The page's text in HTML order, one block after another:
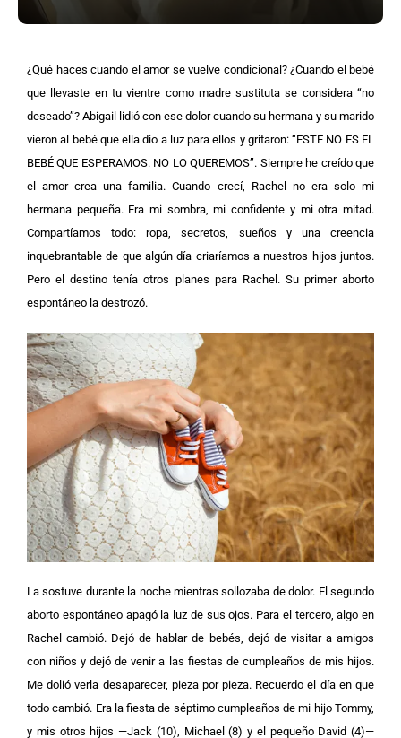
¿Qué haces cuando el amor se vuelve condicional? ¿Cuando el bebé
que llevaste en tu vientre como madre sustituta se considera “no
deseado”? Abigail lidió con ese dolor cuando su hermana y su marido
vieron al bebé que ella dio a luz para ellos y gritaron: “ESTE NO ES EL
BEBÉ QUE ESPERAMOS. NO LO QUEREMOS”. Siempre he creído que
el amor crea una familia. Cuando crecí, Rachel no era solo mi
hermana pequeña. Era mi sombra, mi confidente y mi otra mitad.
Compartíamos todo: ropa, secretos, sueños y una creencia
inquebrantable de que algún día criaríamos a nuestros hijos juntos.
Pero el destino tenía otros planes para Rachel. Su primer aborto
espontáneo la destrozó.
La sostuve durante la noche mientras sollozaba de dolor. El segundo
aborto espontáneo apagó la luz de sus ojos. Para el tercero, algo en
Rachel cambió. Dejó de hablar de bebés, dejó de visitar a amigos
con niños y dejó de venir a las fiestas de cumpleaños de mis hijos.
Me dolió verla desaparecer, pieza por pieza. Recuerdo el día en que
todo cambió. Era la fiesta de séptimo cumpleaños de mi hijo Tommy,
y mis otros hijos —Jack (10), Michael (8) y el pequeño David (4)—